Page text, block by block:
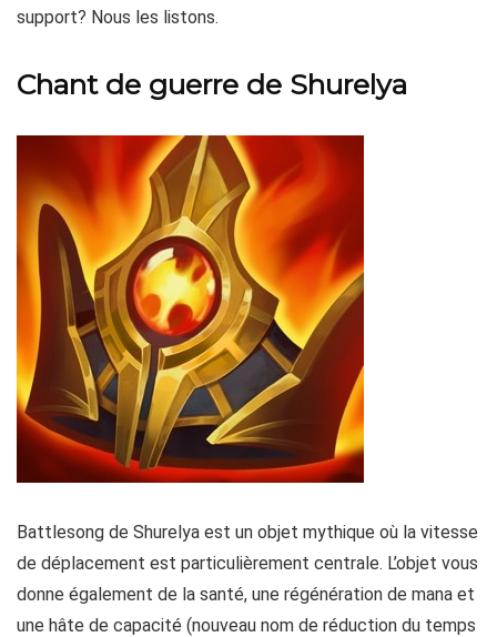
support? Nous les listons.
Chant de guerre de Shurelya
Battlesong de Shurelya est un objet mythique où la vitesse
de déplacement est particulièrement centrale. L’objet vous
donne également de la santé, une régénération de mana et
une hâte de capacité (nouveau nom de réduction du temps